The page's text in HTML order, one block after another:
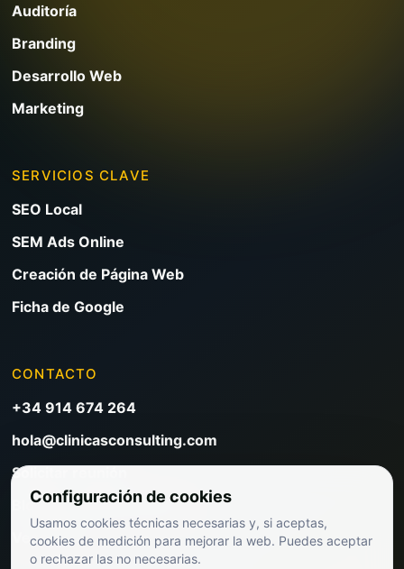
Auditoría
Branding
Desarrollo Web
Marketing
SERVICIOS CLAVE
SEO Local
SEM Ads Online
Creación de Página Web
Ficha de Google
CONTACTO
+34 914 674 264
hola@clinicasconsulting.com
Solicitar reunión
Blog de marketing clínico
Ver precios
Configuración de cookies
Usamos cookies técnicas necesarias y, si aceptas,
cookies de medición para mejorar la web. Puedes aceptar
o rechazar las no necesarias.